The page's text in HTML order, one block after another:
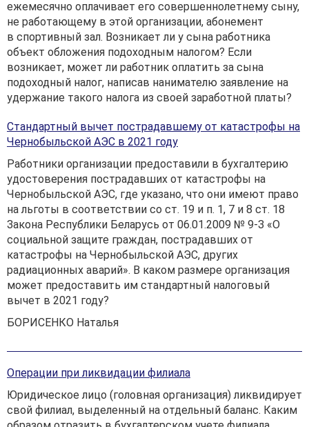
ежемесячно оплачивает его совершеннолетнему сыну,
не работающему в этой организации, абонемент
в спортивный зал. Возникает ли у сына работника
объект обложения подоходным налогом? Если
возникает, может ли работник оплатить за сына
подоходный налог, написав нанимателю заявление на
удержание такого налога из своей заработной платы?
Стандартный вычет пострадавшему от катастрофы на
Чернобыльской АЭС в 2021 году
Работники организации предоставили в бухгалтерию
удостоверения пострадавших от катастрофы на
Чернобыльской АЭС, где указано, что они имеют право
на льготы в соответствии со ст. 19 и п. 1, 7 и 8 ст. 18
Закона Республики Беларусь от 06.01.2009 № 9-З «О
социальной защите граждан, пострадавших от
катастрофы на Чернобыльской АЭС, других
радиационных аварий». В каком размере организация
может предоставить им стандартный налоговый
вычет в 2021 году?
БОРИСЕНКО Наталья
Операции при ликвидации филиала
Юридическое лицо (головная организация) ликвидирует
свой филиал, выделенный на отдельный баланс. Каким